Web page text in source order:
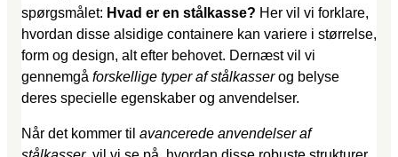
spørgsmålet: Hvad er en stålkasse? Her vil vi forklare,
hvordan disse alsidige containere kan variere i størrelse,
form og design, alt efter behovet. Dernæst vil vi
gennemgå forskellige typer af stålkasserog belyse
deres specielle egenskaber og anvendelser.
Når det kommer til avancerede anvendelser af